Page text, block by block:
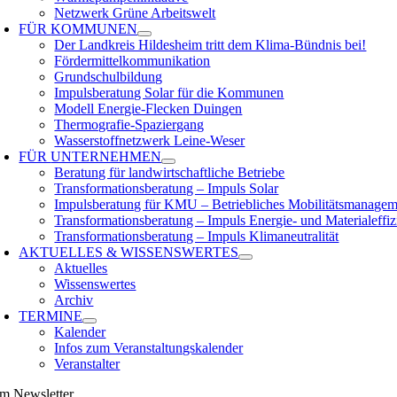
Netzwerk Grüne Arbeitswelt
FÜRKOMMUNEN
Der Landkreis Hildesheim tritt dem Klima-Bündnis bei!
Fördermittelkommunikation
Grundschulbildung
Impulsberatung Solar für die Kommunen
Modell Energie-Flecken Duingen
Thermografie-Spaziergang
Wasserstoffnetzwerk Leine-Weser
FÜRUNTERNEHMEN
Beratung für landwirtschaftliche Betriebe
Transformationsberatung – Impuls Solar
Impulsberatung für KMU – Betriebliches
Transformationsberatung – Impuls Energie- und
Transformationsberatung – Impuls Klimaneutralität
AKTUELLES &WISSENSWERTES
Aktuelles
Wissenswertes
Archiv
TERMINE
Kalender
Infos zum Veranstaltungskalender
Veranstalter
Newsletter